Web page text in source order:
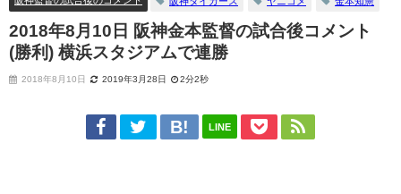
2018年8月10日 阪神金本監督の試合後コメント
(勝利) 横浜スタジアムで連勝
2018年8月10日 2019年3月28日 2分2秒
LINE